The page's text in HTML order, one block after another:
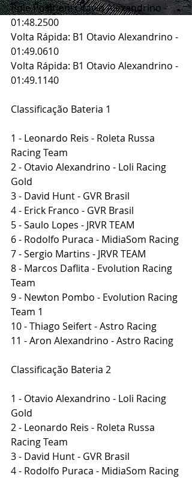
Pole Position: Otavio Alexandrino -
01:48.2500
Volta Rápida: B1 Otavio Alexandrino -
01:49.0610
Volta Rápida: B1 Otavio Alexandrino -
01:49.1140
Classificação Bateria 1
1 - Leonardo Reis - Roleta Russa
Racing Team
2 - Otavio Alexandrino - Loli Racing
Gold
3 - David Hunt - GVR Brasil
4 - Erick Franco - GVR Brasil
5 - Saulo Lopes - JRVR TEAM
6 - Rodolfo Puraca - MidiaSom Racing
7 - Sergio Martins - JRVR TEAM
8 - Marcos Daflita - Evolution Racing
Team
9 - Newton Pombo - Evolution Racing
Team 1
10 - Thiago Seifert - Astro Racing
11 - Aron Alexandrino - Astro Racing
Classificação Bateria 2
1 - Otavio Alexandrino - Loli Racing
Gold
2 - Leonardo Reis - Roleta Russa
Racing Team
3 - David Hunt - GVR Brasil
4 - Rodolfo Puraca - MidiaSom Racing